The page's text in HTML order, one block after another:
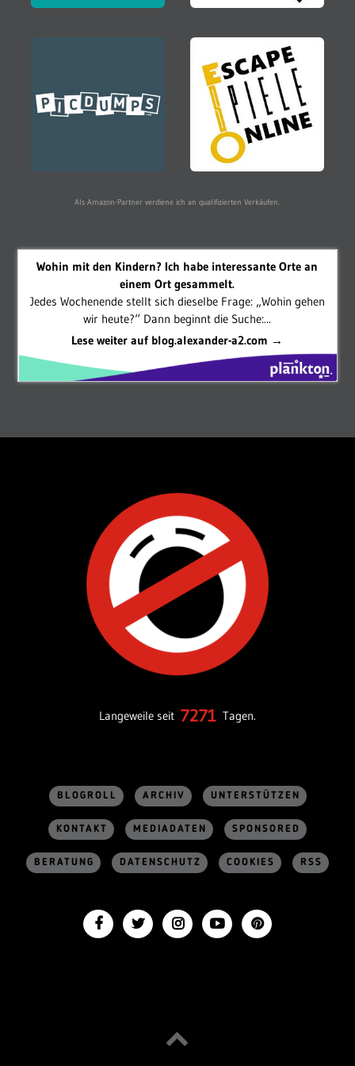
Als Amazon-Partner verdiene ich an qualifizierten Verkäufen.
Wohin mit den Kindern? Ich habe interessante Orte an
einem Ort gesammelt.
Jedes Wochenende stellt sich dieselbe Frage: „Wohin gehen
wir heute?“ Dann beginnt die Suche:...
Lese weiter auf blog.alexander-a2.com →
Langeweile seit 7271 Tagen.
BLOGROLL ARCHIV UNTERSTÜTZEN
KONTAKT MEDIADATEN SPONSORED
BERATUNG DATENSCHUTZ COOKIES RSS